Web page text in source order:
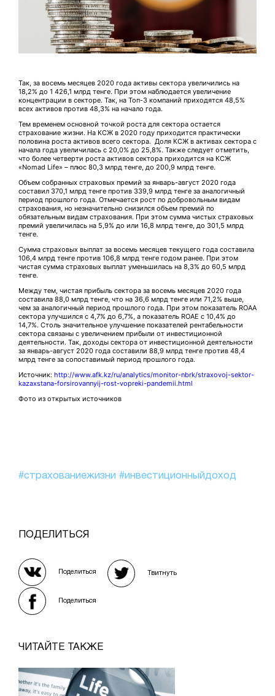
Так, за восемь месяцев 2020 года активы сектора увеличились на
18,2% до 1 426,1 млрд тенге. При этом наблюдается увеличение
концентрации в секторе. Так, на Топ-3 компаний приходятся 48,5%
всех активов против 48,3% на начало года.
Тем временем основной точкой роста для сектора остается
страхование жизни. На КСЖ в 2020 году приходится практически
половина роста активов всего сектора. Доля КСЖ в активах сектора с
начала года увеличилась с 20,0% до 25,8%. Также следует отметить,
что более четверти роста активов сектора приходится на КСЖ
«Nomad Life» – плюс 80,3 млрд тенге, до 200,9 млрд тенге.
Объем собранных страховых премий за январь-август 2020 года
составил 370,1 млрд тенге против 339,9 млрд тенге за аналогичный
период прошлого года. Отмечается рост по добровольным видам
страхования, но незначительно снизился объем премий по
обязательным видам страхования. При этом сумма чистых страховых
премий увеличилась на 5,9% до или 16,8 млрд тенге, до 301,5 млрд
тенге.
Сумма страховых выплат за восемь месяцев текущего года составила
106,4 млрд тенге против 106,8 млрд тенге годом ранее. При этом
чистая сумма страховых выплат уменьшилась на 8,3% до 60,5 млрд
тенге.
Между тем, чистая прибыль сектора за восемь месяцев 2020 года
составила 88,0 млрд тенге, что на 36,6 млрд тенге или 71,2% выше,
чем за аналогичный период прошлого года. При этом показатель ROAA
сектора улучшился с 4,7% до 6,7%, а показатель ROAE с 10,4% до
14,7%. Столь значительное улучшение показателей рентабельности
сектора связаны с увеличением прибыли от инвестиционной
деятельности. Так, доходы сектора от инвестиционной деятельности
за январь-август 2020 года составили 88,9 млрд тенге против 48,4
млрд тенге за сопоставимый период прошлого года.
Источник: http://www.afk.kz/ru/analytics/monitor-nbrk/straxovoj-sektor-
kazaxstana-forsirovannyij-rost-vopreki-pandemii.html
Фото из открытых источников
#страхованиежизни #инвестиционныйдоход
ПОДЕЛИТЬСЯ
Поделиться Твитнуть
Поделиться
ЧИТАЙТЕ ТАКЖЕ